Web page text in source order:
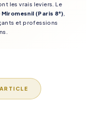
les vrais leviers. Le
Miromesnil (Paris 8ᵉ)
et professions